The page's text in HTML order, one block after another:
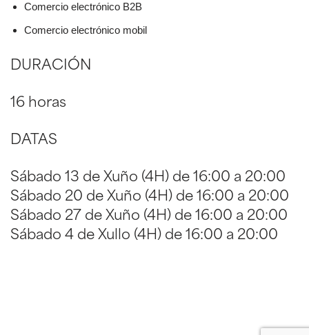
Comercio electrónico B2B
Comercio electrónico mobil
DURACIÓN
16 horas
DATAS
Sábado 13 de Xuño (4H) de 16:00 a 20:00
Sábado 20 de Xuño (4H) de 16:00 a 20:00
Sábado 27 de Xuño (4H) de 16:00 a 20:00
Sábado 4 de Xullo (4H) de 16:00 a 20:00